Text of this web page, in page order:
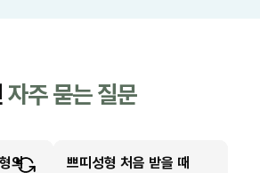
자주 묻는 질문
게
어떻게
쁘띠성형은 통증이 어느
쁘띠성형은 통증이 어느
나
얼마나
어떤 사람에게 쁘띠성형이
어떤 사람에게 쁘띠성형이
생활이
쁘띠성형 부작용에는 어떤
쁘띠성형 부작용에는 어떤 것이
면
얼굴이
쁘띠성형은 시술 시간이
쁘띠성형은 시술 시간이 얼마나
의
차이는
쁘띠성형 처음 받을 때
쁘띠성형 처음 받을 때 가장